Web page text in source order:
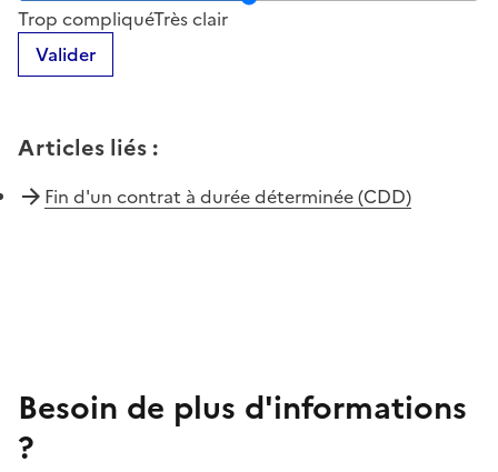
Trop compliquéTrès clair
Valider
Articles liés :
Fin d'un contrat à durée déterminée (CDD)
Besoin de plus d'informations
?